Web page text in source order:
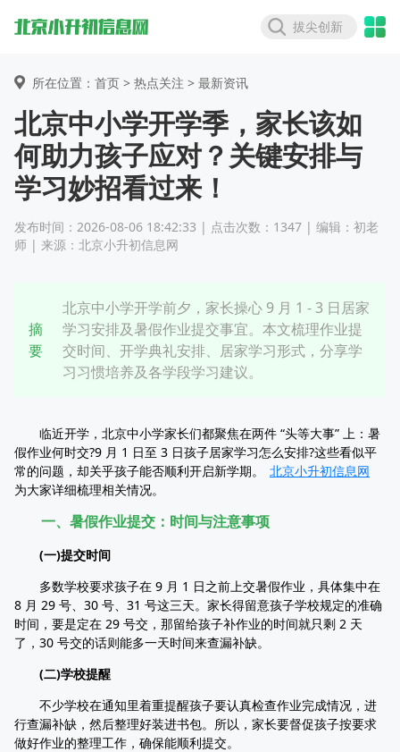
拔尖创新
所在位置：首页 > 热点关注 > 最新资讯
北京中小学开学季，家长该如
何助力孩子应对？关键安排与
学习妙招看过来！
发布时间：2026-08-06 18:42:33 | 点击次数：1347 | 编辑：初老
师 | 来源：北京小升初信息网
摘
要
北京中小学开学前夕，家长操心 9 月 1 - 3 日居家
学习安排及暑假作业提交事宜。本文梳理作业提
交时间、开学典礼安排、居家学习形式，分享学
习习惯培养及各学段学习建议。
临近开学，北京中小学家长们都聚焦在两件 “头等大事” 上：暑
假作业何时交?9 月 1 日至 3 日孩子居家学习怎么安排?这些看似平
常的问题，却关乎孩子能否顺利开启新学期。
北京小升初信息网
为大家详细梳理相关情况。
一、暑假作业提交：时间与注意事项
(一)提交时间
多数学校要求孩子在 9 月 1 日之前上交暑假作业，具体集中在
8 月 29 号、30 号、31 号这三天。家长得留意孩子学校规定的准确
时间，要是定在 29 号交，那留给孩子补作业的时间就只剩 2 天
了，30 号交的话则能多一天时间来查漏补缺。
(二)学校提醒
不少学校在通知里着重提醒孩子要认真检查作业完成情况，进
行查漏补缺，然后整理好装进书包。所以，家长要督促孩子按要求
做好作业的整理工作，确保能顺利提交。